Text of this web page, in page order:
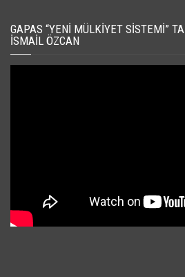
GAPAS “YENI MÜLKIYET SISTEMI”
İSMAIL ÖZCAN